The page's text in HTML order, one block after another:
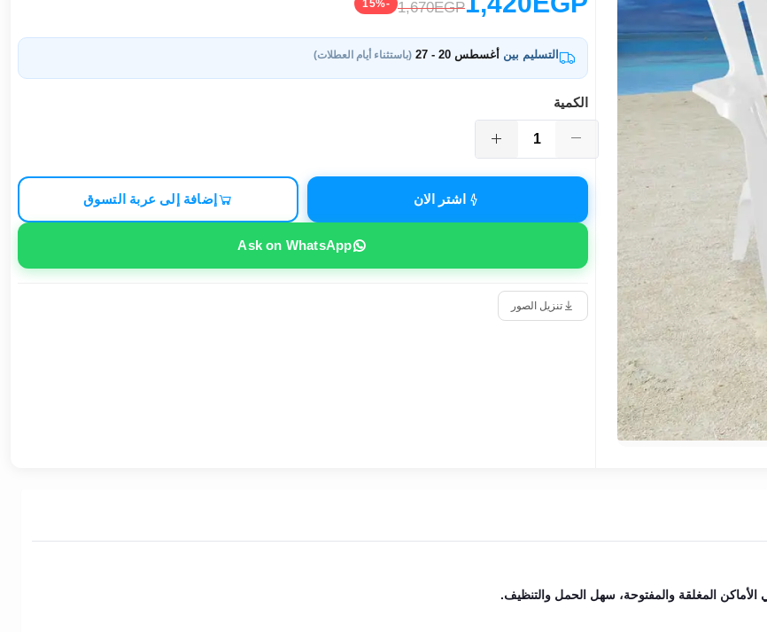
1,670EGP
-15%
التسليم بين أغسطس 20 - 27 (باستثناء أيام العطلات)
الكمية
اشتر الان إضافة إلى عربة التسوق
Ask on WhatsApp
تنزيل الصور
المغلقة والمفتوحة، سهل الحمل والتنظيف.